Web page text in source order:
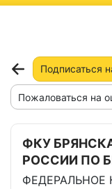
Подписаться
Пожаловаться на
ФКУ
РОССИИ ПО
ФЕДЕРАЛЬНОЕ